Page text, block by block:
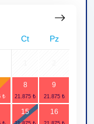
Ct Pz
8 9
15 16